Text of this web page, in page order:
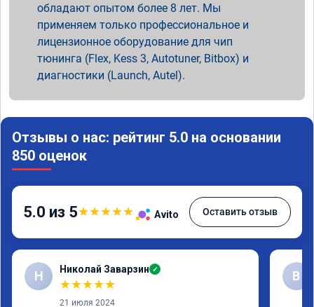
обладают опытом более 8 лет. Мы
применяем только профессиональное и
лицензионное оборудование для чип
тюнинга (Flex, Kess 3, Autotuner, Bitbox) и
диагностики (Launch, Autel).
Отзывы о нас: рейтинг 5.0 на основании
850 оценок
5.0 из 5★★★★★ Avito Оставить отзыв
Н Николай Заварзин ✓
★★★★★
21 июля 2024
В